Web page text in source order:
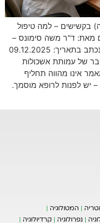
בקשישים – למה טיפול
מאת: ד"ר משה סימונס –
מומחה ברפואה פנימית וגריאטריה נכתב בתאריך: 09.12.2025
של עמותת אשכולות
אינו מהווה תחליף
– יש לפנות לרופא מוסמך.
המטולוגיה
נפרולוגיה קרדיולוגיה